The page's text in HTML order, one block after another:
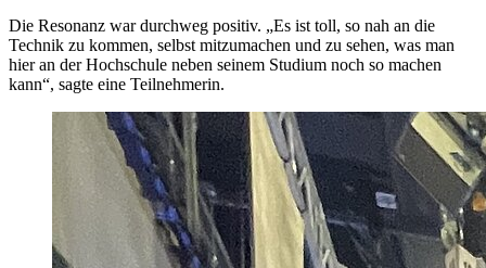
Die Resonanz war durchweg positiv. „Es ist toll, so nah an die
Technik zu kommen, selbst mitzumachen und zu sehen, was man
hier an der Hochschule neben seinem Studium noch so machen
kann“, sagte eine Teilnehmerin.